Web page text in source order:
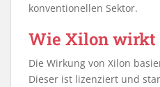
konventionellen Sektor.
Wie Xilon wirkt
Die Wirkung von Xilon
Dieser ist lizenziert und